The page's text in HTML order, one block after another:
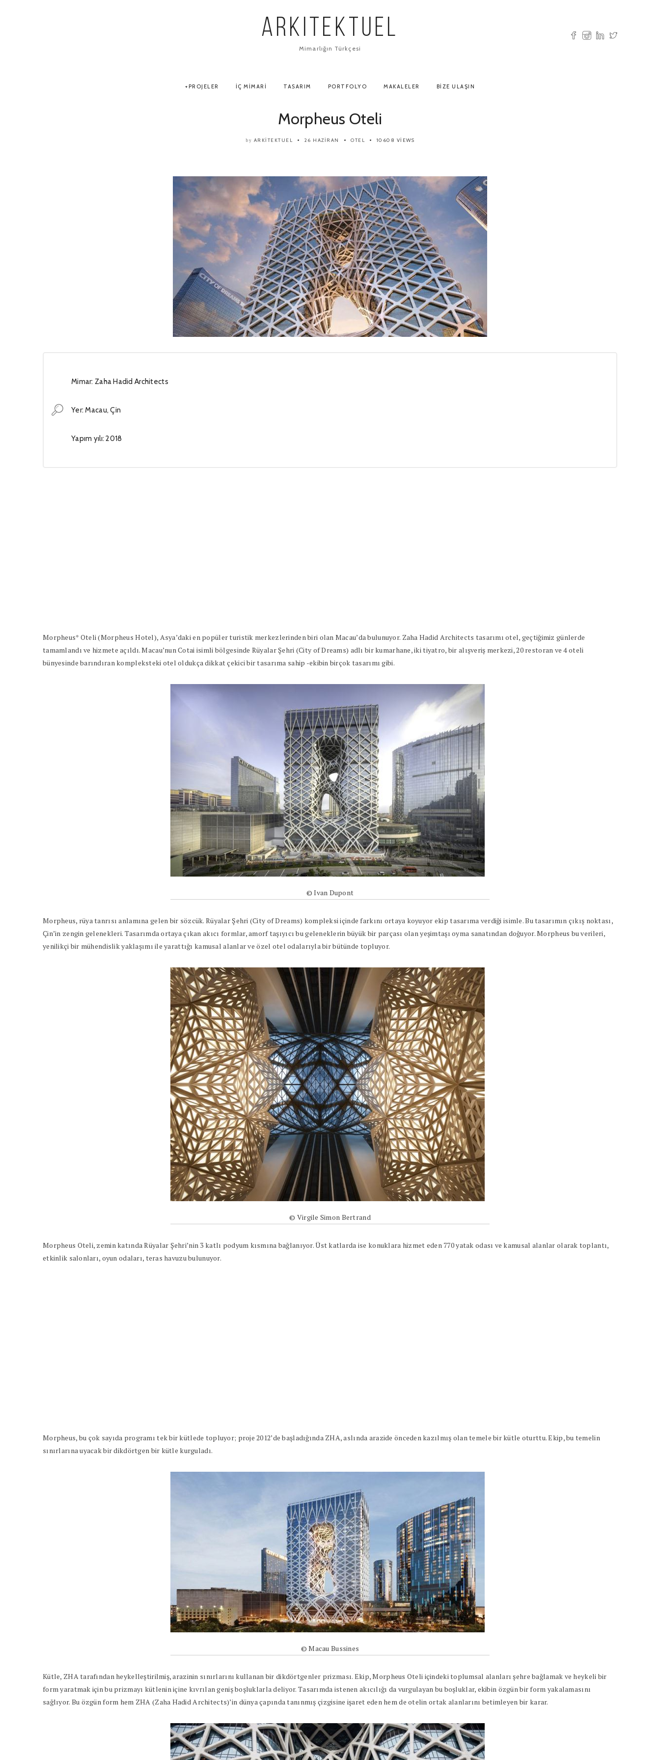
ARKITEKTUEL
Mimarlığın Türkçesi
PROJELER İÇ MIMARI TASARIM PORTFOLYO MAKALELER BIZE ULAŞIN
Morpheus Oteli
by ARKITEKTUEL 26 HAZIRAN OTEL 10608 VIEWS
Mimar: Zaha Hadid Architects
Yer: Macau, Çin
Yapım yılı: 2018
Morpheus* Oteli (Morpheus Hotel), Asya’daki en popüler turistik merkezlerinden biri olan Macau’da bulunuyor. Zaha Hadid Architects tasarımı otel, geçtiğimiz günlerde
tamamlandı ve hizmete açıldı. Macau’nun Cotai isimli bölgesinde Rüyalar Şehri (City of Dreams) adlı bir kumarhane, iki tiyatro, bir alışveriş merkezi, 20 restoran ve 4 oteli
bünyesinde barındıran kompleksteki otel oldukça dikkat çekici bir tasarıma sahip -ekibin birçok tasarımı gibi.
© Ivan Dupont
Morpheus, rüya tanrısı anlamına gelen bir sözcük. Rüyalar Şehri (City of Dreams) kompleksi içinde farkını ortaya koyuyor ekip tasarıma verdiği isimle. Bu tasarımın çıkış noktası,
Çin’in zengin gelenekleri. Tasarımda ortaya çıkan akıcı formlar, amorf taşıyıcı bu geleneklerin büyük bir parçası olan yeşimtaşı oyma sanatından doğuyor. Morpheus bu verileri,
yenilikçi bir mühendislik yaklaşımı ile yarattığı kamusal alanlar ve özel otel odalarıyla bir bütünde topluyor.
© Virgile Simon Bertrand
Morpheus Oteli, zemin katında Rüyalar Şehri’nin 3 katlı podyum kısmına bağlanıyor. Üst katlarda ise konuklara hizmet eden 770 yatak odası ve kamusal alanlar olarak toplantı,
etkinlik salonları, oyun odaları, teras havuzu bulunuyor.
Morpheus, bu çok sayıda programı tek bir kütlede topluyor; proje 2012’de başladığında ZHA, aslında arazide önceden kazılmış olan temele bir kütle oturttu. Ekip, bu temelin
sınırlarına uyacak bir dikdörtgen bir kütle kurguladı.
© Macau Bussines
Kütle, ZHA tarafından heykelleştirilmiş, arazinin sınırlarını kullanan bir dikdörtgenler prizması. Ekip, Morpheus Oteli içindeki toplumsal alanları şehre bağlamak ve heykeli bir
form yaratmak için bu prizmayı kütlenin içine kıvrılan geniş boşluklarla deliyor. Tasarımda istenen akıcılığı da vurgulayan bu boşluklar, ekibin özgün bir form yakalamasını
sağlıyor. Bu özgün form hem ZHA (Zaha Hadid Architects)’in dünya çapında tanınmış çizgisine işaret eden hem de otelin ortak alanlarını betimleyen bir karar.